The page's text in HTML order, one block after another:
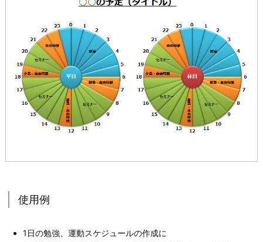
使用例
1日の勉強、運動スケジュールの作成に